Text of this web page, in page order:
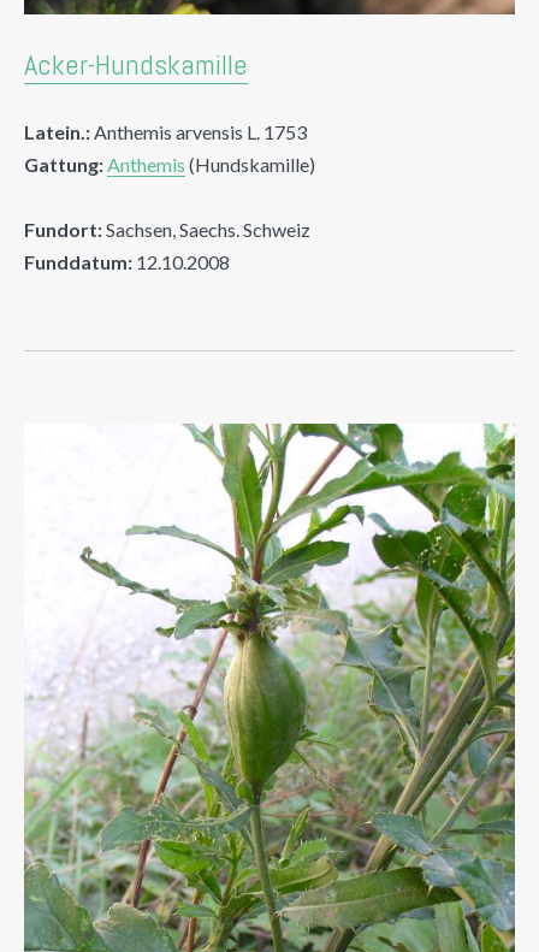
Acker-Hundskamille
Latein.:Anthemis arvensis L. 1753
Gattung:Anthemis (Hundskamille)
Fundort:Sachsen, Saechs. Schweiz
Funddatum: 12.10.2008